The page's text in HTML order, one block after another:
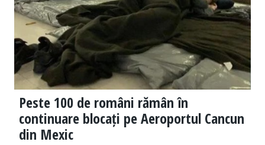
Peste 100 de români rămân în
continuare blocați pe Aeroportul Cancun
din Mexic